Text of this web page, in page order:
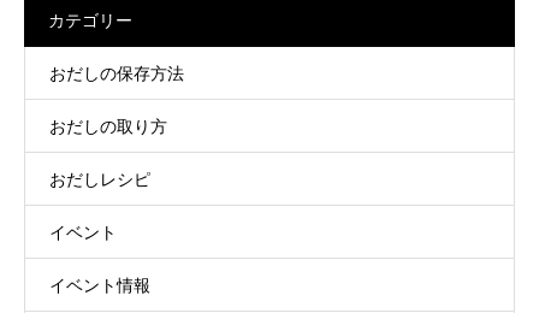
カテゴリー
おだしの保存方法
おだしの取り方
おだしレシピ
イベント
イベント情報